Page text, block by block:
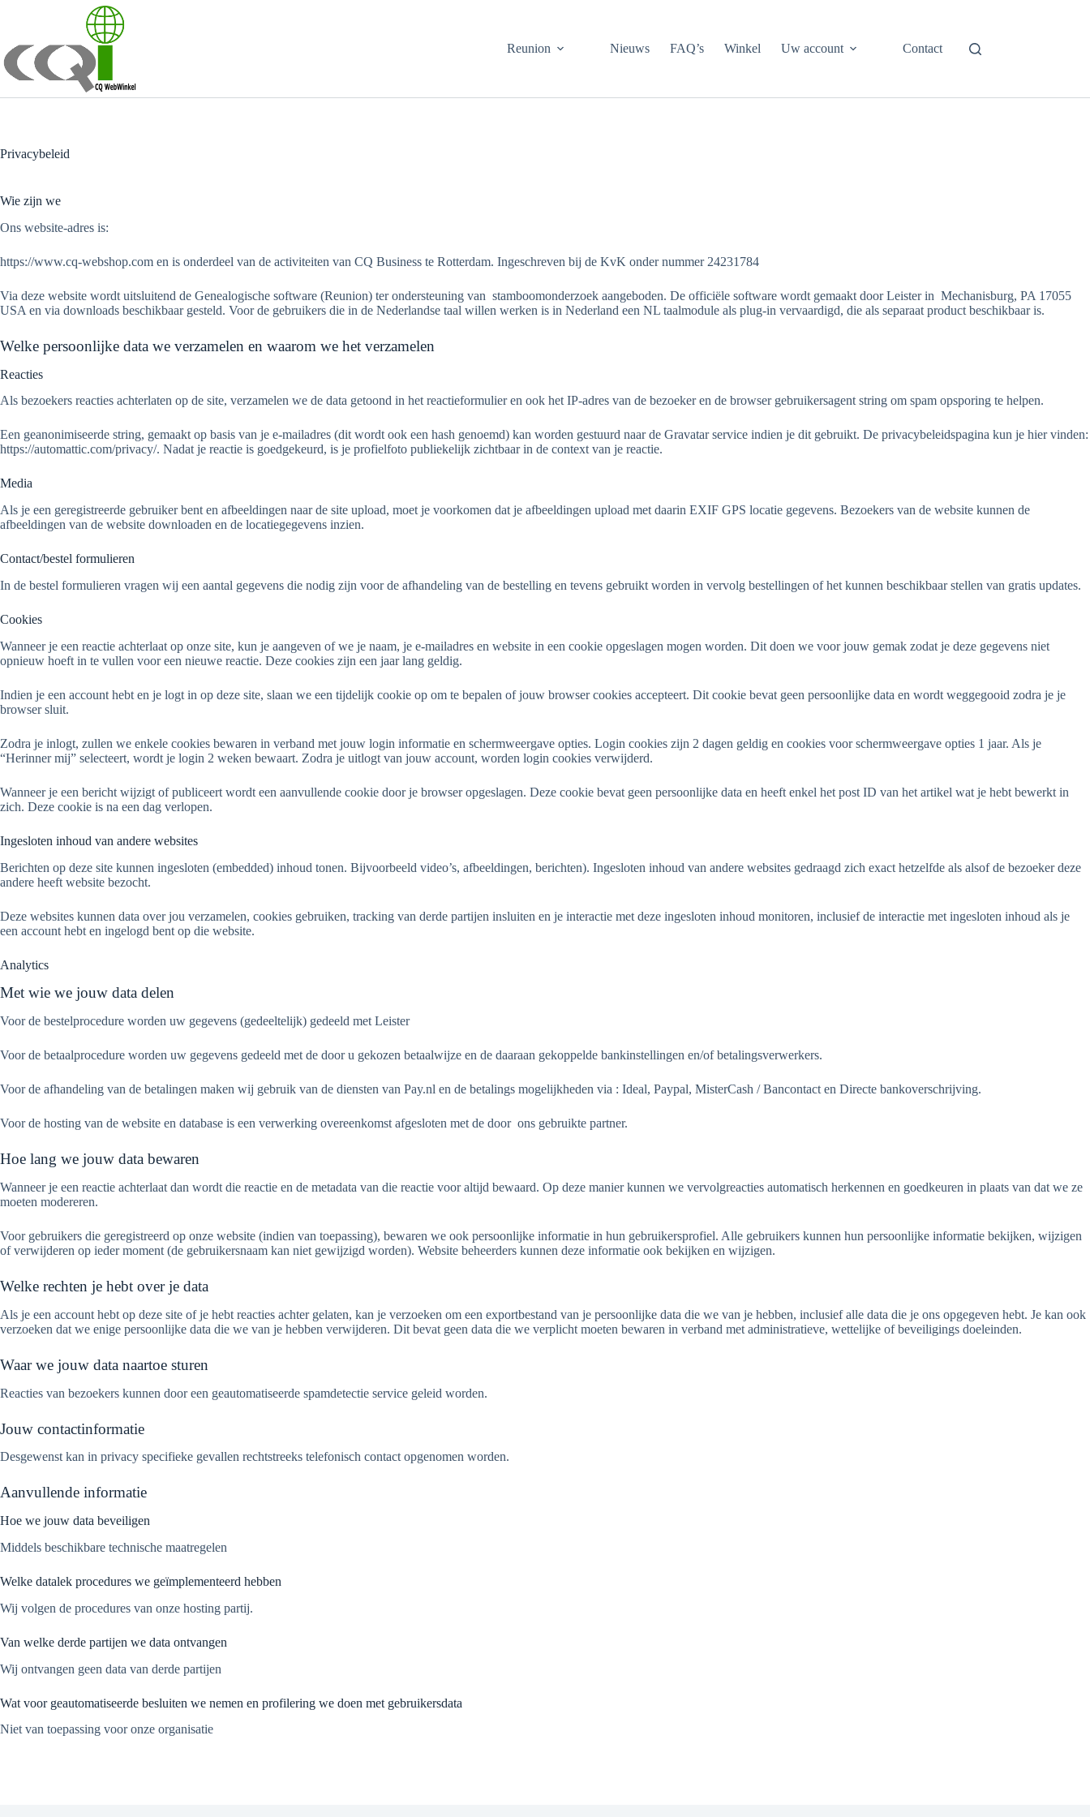
inhoud
Reunion Nieuws FAQ’s Winkel Uw account Contact
Privacybeleid
Wie zijn we
Ons website-adres is:
https://www.cq-webshop.com en is onderdeel van de activiteiten van CQ Business te Rotterdam. Ingeschreven bij de KvK onder nummer 24231784
Via deze website wordt uitsluitend de Genealogische software (Reunion) ter ondersteuning van stamboomonderzoek aangeboden. De officiële software wordt gemaakt door Leister in Mechanisburg, PA 17055
USA en via downloads beschikbaar gesteld. Voor de gebruikers die in de Nederlandse taal willen werken is in Nederland een NL taalmodule als plug-in vervaardigd, die als separaat product beschikbaar is.
Welke persoonlijke data we verzamelen en waarom we het verzamelen
Reacties
Als bezoekers reacties achterlaten op de site, verzamelen we de data getoond in het reactieformulier en ook het IP-adres van de bezoeker en de browser gebruikersagent string om spam opsporing te helpen.
Een geanonimiseerde string, gemaakt op basis van je e-mailadres (dit wordt ook een hash genoemd) kan worden gestuurd naar de Gravatar service indien je dit gebruikt. De privacybeleidspagina kun je hier vinden:
https://automattic.com/privacy/. Nadat je reactie is goedgekeurd, is je profielfoto publiekelijk zichtbaar in de context van je reactie.
Media
Als je een geregistreerde gebruiker bent en afbeeldingen naar de site upload, moet je voorkomen dat je afbeeldingen upload met daarin EXIF GPS locatie gegevens. Bezoekers van de website kunnen de
afbeeldingen van de website downloaden en de locatiegegevens inzien.
Contact/bestel formulieren
In de bestel formulieren vragen wij een aantal gegevens die nodig zijn voor de afhandeling van de bestelling en tevens gebruikt worden in vervolg bestellingen of het kunnen beschikbaar stellen van gratis updates.
Cookies
Wanneer je een reactie achterlaat op onze site, kun je aangeven of we je naam, je e-mailadres en website in een cookie opgeslagen mogen worden. Dit doen we voor jouw gemak zodat je deze gegevens niet
opnieuw hoeft in te vullen voor een nieuwe reactie. Deze cookies zijn een jaar lang geldig.
Indien je een account hebt en je logt in op deze site, slaan we een tijdelijk cookie op om te bepalen of jouw browser cookies accepteert. Dit cookie bevat geen persoonlijke data en wordt weggegooid zodra je je
browser sluit.
Zodra je inlogt, zullen we enkele cookies bewaren in verband met jouw login informatie en schermweergave opties. Login cookies zijn 2 dagen geldig en cookies voor schermweergave opties 1 jaar. Als je
“Herinner mij” selecteert, wordt je login 2 weken bewaart. Zodra je uitlogt van jouw account, worden login cookies verwijderd.
Wanneer je een bericht wijzigt of publiceert wordt een aanvullende cookie door je browser opgeslagen. Deze cookie bevat geen persoonlijke data en heeft enkel het post ID van het artikel wat je hebt bewerkt in
zich. Deze cookie is na een dag verlopen.
Ingesloten inhoud van andere websites
Berichten op deze site kunnen ingesloten (embedded) inhoud tonen. Bijvoorbeeld video’s, afbeeldingen, berichten). Ingesloten inhoud van andere websites gedraagd zich exact hetzelfde als alsof de bezoeker deze
andere heeft website bezocht.
Deze websites kunnen data over jou verzamelen, cookies gebruiken, tracking van derde partijen insluiten en je interactie met deze ingesloten inhoud monitoren, inclusief de interactie met ingesloten inhoud als je
een account hebt en ingelogd bent op die website.
Analytics
Met wie we jouw data delen
Voor de bestelprocedure worden uw gegevens (gedeeltelijk) gedeeld met Leister
Voor de betaalprocedure worden uw gegevens gedeeld met de door u gekozen betaalwijze en de daaraan gekoppelde bankinstellingen en/of betalingsverwerkers.
Voor de afhandeling van de betalingen maken wij gebruik van de diensten van Pay.nl en de betalings mogelijkheden via : Ideal, Paypal, MisterCash / Bancontact en Directe bankoverschrijving.
Voor de hosting van de website en database is een verwerking overeenkomst afgesloten met de door ons gebruikte partner.
Hoe lang we jouw data bewaren
Wanneer je een reactie achterlaat dan wordt die reactie en de metadata van die reactie voor altijd bewaard. Op deze manier kunnen we vervolgreacties automatisch herkennen en goedkeuren in plaats van dat we ze
moeten modereren.
Voor gebruikers die geregistreerd op onze website (indien van toepassing), bewaren we ook persoonlijke informatie in hun gebruikersprofiel. Alle gebruikers kunnen hun persoonlijke informatie bekijken, wijzigen
of verwijderen op ieder moment (de gebruikersnaam kan niet gewijzigd worden). Website beheerders kunnen deze informatie ook bekijken en wijzigen.
Welke rechten je hebt over je data
Als je een account hebt op deze site of je hebt reacties achter gelaten, kan je verzoeken om een exportbestand van je persoonlijke data die we van je hebben, inclusief alle data die je ons opgegeven hebt. Je kan ook
verzoeken dat we enige persoonlijke data die we van je hebben verwijderen. Dit bevat geen data die we verplicht moeten bewaren in verband met administratieve, wettelijke of beveiligings doeleinden.
Waar we jouw data naartoe sturen
Reacties van bezoekers kunnen door een geautomatiseerde spamdetectie service geleid worden.
Jouw contactinformatie
Desgewenst kan in privacy specifieke gevallen rechtstreeks telefonisch contact opgenomen worden.
Aanvullende informatie
Hoe we jouw data beveiligen
Middels beschikbare technische maatregelen
Welke datalek procedures we geïmplementeerd hebben
Wij volgen de procedures van onze hosting partij.
Van welke derde partijen we data ontvangen
Wij ontvangen geen data van derde partijen
Wat voor geautomatiseerde besluiten we nemen en profilering we doen met gebruikersdata
Niet van toepassing voor onze organisatie